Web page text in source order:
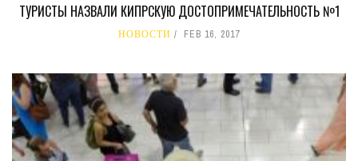
ТУРИСТЫ НАЗВАЛИ КИПРСКУЮ ДОСТОПРИМЕЧАТЕЛЬНОСТЬ №1
НОВОСТИ FEB 16, 2017